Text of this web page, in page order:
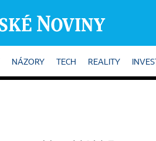
NÁZORY TECH REALITY